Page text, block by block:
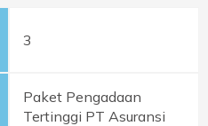
3
Paket Pengadaan
Tertinggi PT Asuransi